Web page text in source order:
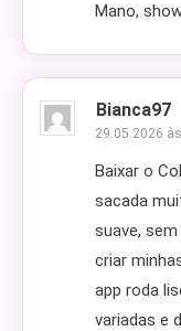
Mano,
Bianca97
29.05.2026
Baixar o
sacada
suave,
criar
app roda
variadas e